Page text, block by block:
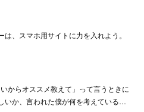
は、スマホ用サイトに力を入れよう。
いからオススメ教えて」って言うときに
いか、言われた僕が何を考えている…